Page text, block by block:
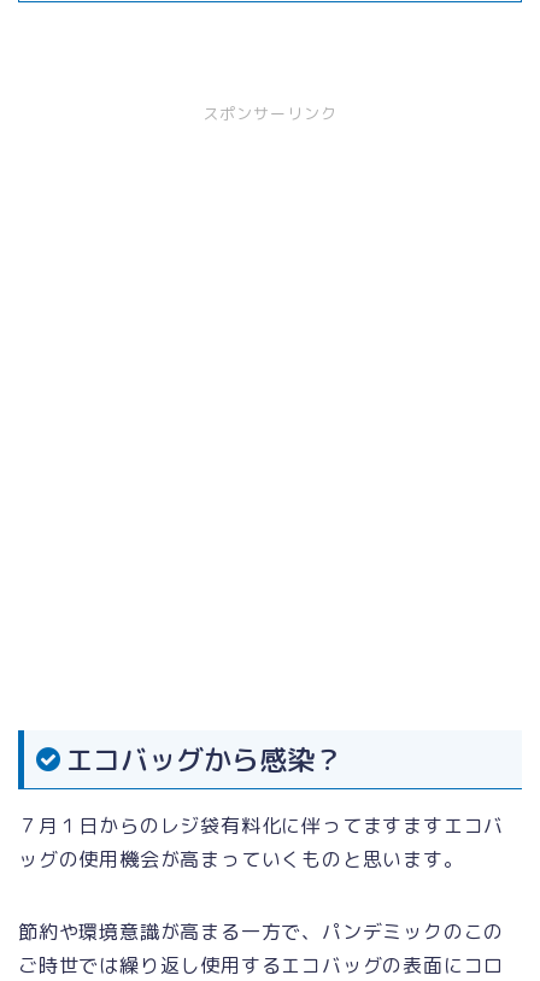
スポンサーリンク
エコバッグから感染？
７月１日からのレジ袋有料化に伴ってますますエコバ
ッグの使用機会が高まっていくものと思います。
節約や環境意識が高まる一方で、パンデミックのこの
ご時世では繰り返し使用するエコバッグの表面にコロ